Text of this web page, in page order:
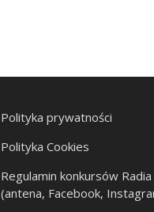
Polityka prywatności
Polityka Cookies
Regulamin konkursów
(antena, Facebook,